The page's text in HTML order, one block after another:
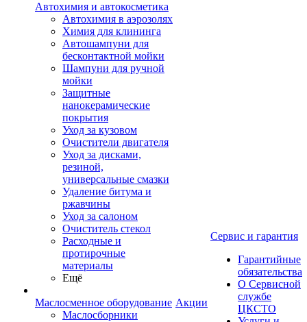
Автохимия и автокосметика
Автохимия в аэрозолях
Химия для клининга
Автошампуни для
бесконтактной мойки
Шампуни для ручной
мойки
Защитные
нанокерамические
покрытия
Уход за кузовом
Очистители двигателя
Уход за дисками,
резиной,
универсальные смазки
Удаление битума и
ржавчины
Уход за салоном
Очиститель стекол
Расходные и
протирочные
материалы
Ещё
Маслосменное оборудование
Маслосборники
Акции
Сервис и гарантия
Гарантийные
обязательства
О Сервисной
службе
ЦКСТО